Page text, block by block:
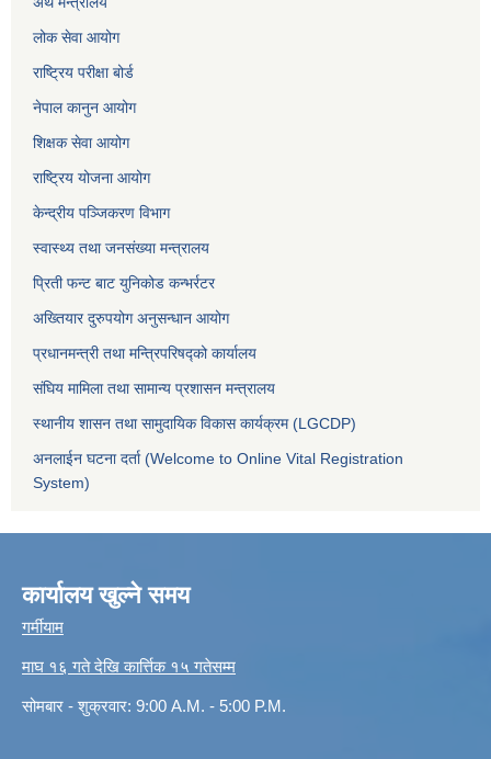
लोक सेवा आयोग
राष्ट्रिय परीक्षा बोर्ड
नेपाल कानुन आयोग
शिक्षक सेवा आयोग
राष्ट्रिय योजना आयोग
केन्द्रीय पञ्जिकरण विभाग
स्वास्थ्य तथा जनसंख्या मन्त्रालय
प्रिती फन्ट बाट युनिकोड कन्भर्रटर
अख्तियार दुरुपयोग अनुसन्धान आयोग
प्रधानमन्त्री तथा मन्त्रिपरिषद्को कार्यालय
संघिय मामिला तथा सामान्य प्रशासन मन्त्रालय
स्थानीय शासन तथा सामुदायिक विकास कार्यक्रम (LGCDP)
अनलाईन घटना दर्ता (Welcome to Online Vital Registration
System)
कार्यालय खुल्ने समय
गर्मीयाम
माघ १६ गते देखि कार्त्तिक १५ गतेसम्म
सोमबार - शुक्रवार: 9:00 A.M. - 5:00 P.M.